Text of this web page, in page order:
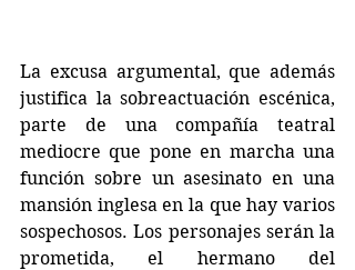
La excusa argumental, que además
justifica la sobreactuación escénica,
parte de una compañía teatral
mediocre que pone en marcha una
función sobre un asesinato en una
mansión inglesa en la que hay varios
sospechosos. Los personajes serán la
prometida, el hermano del